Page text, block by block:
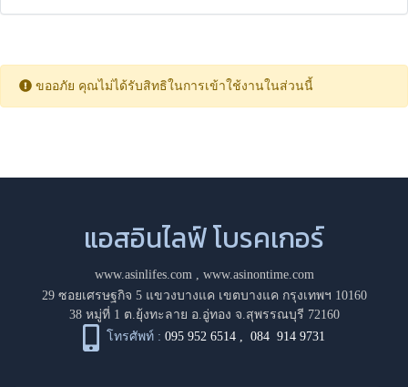
ขออภัย คุณไม่ได้รับสิทธิในการเข้าใช้งานในส่วนนี้
แอสอินไลฟ์ โบรคเกอร์
www.asinlifes.com, www.asinontime.com
29 ซอยเศรษฐกิจ 5 แขวงบางแค เขตบางแค กรุงเทพฯ 10160
38 หมู่ที่ 1 ต.ยุ้งทะลาย อ.อู่ทอง จ.สุพรรณบุรี 72160
โทรศัพท์ : 095 952 6514 ,084 914 9731